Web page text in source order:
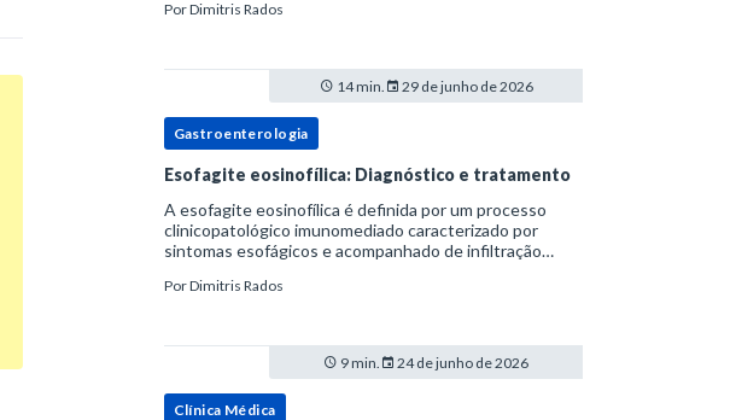
óssea.Como a vida média normal da hemácia é de apro
PorDimitris Rados
14 min. 29 de junho de 2026
Gastroenterologia
Esofagite eosinofílica: Diagnóstico e tratamento
A esofagite eosinofílica é definida por um processo
clinicopatológico imunomediado caracterizado por
sintomas esofágicos e acompanhado de infiltração
dentro do espectro da doença do refluxo gastr
PorDimitris Rados
9 min. 24 de junho de 2026
Clínica Médica